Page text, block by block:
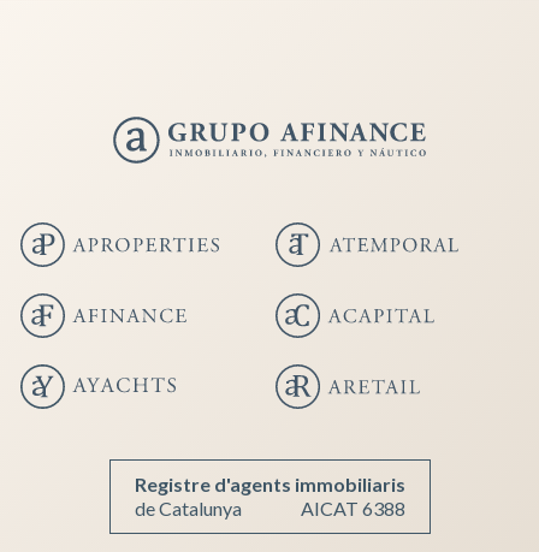
Registre d'agents immobiliaris
de Catalunya
AICAT 6388